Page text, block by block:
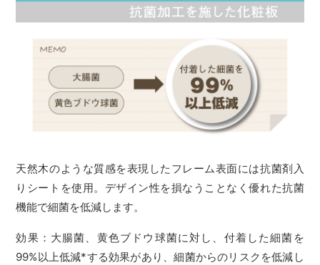
天然木のような質感を表現したフレーム表面には抗菌剤入
りシートを使用。デザイン性を損なうことなく優れた抗菌
機能で細菌を低減します。
効果：大腸菌、黄色ブドウ球菌に対し、付着した細菌を
99%以上低減*する効果があり、細菌からのリスクを低減し